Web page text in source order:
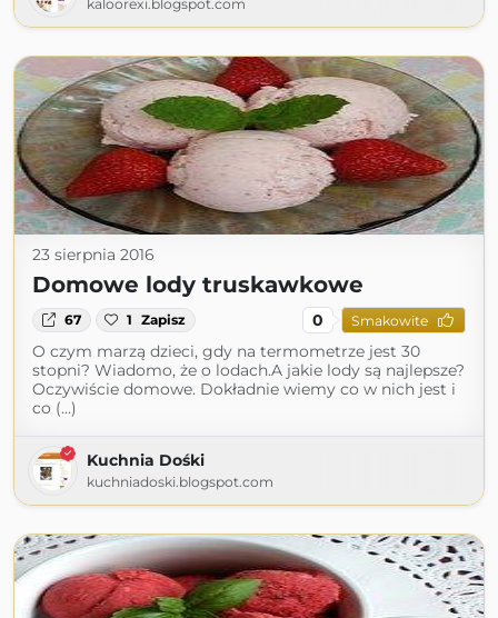
kaloorexi.blogspot.com
23 sierpnia 2016
Domowe lody truskawkowe
67 1 Zapisz 0 Smakowite
O czym marzą dzieci, gdy na termometrze jest 30
stopni? Wiadomo, że o lodach.A jakie lody są najlepsze?
Oczywiście domowe. Dokładnie wiemy co w nich jest i
co (...)
Kuchnia Dośki
kuchniadoski.blogspot.com